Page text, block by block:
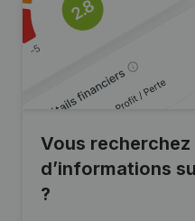
Vous recherchez
d’informations
?